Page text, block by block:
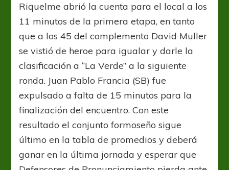
Riquelme abrió la cuenta para el local a los
11 minutos de la primera etapa, en tanto
que a los 45 del complemento David Muller
se vistió de heroe para igualar y darle la
clasificación a “La Verde” a la siguiente
ronda. Juan Pablo Francia (SB) fue
expulsado a falta de 15 minutos para la
finalización del encuentro. Con este
resultado el conjunto formoseño sigue
último en la tabla de promedios y deberá
ganar en la última jornada y esperar que